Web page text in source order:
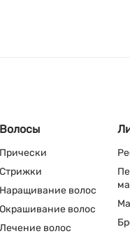
Волосы
Прически
Стрижки
Наращивание волос
Окрашивание волос
Лечение волос